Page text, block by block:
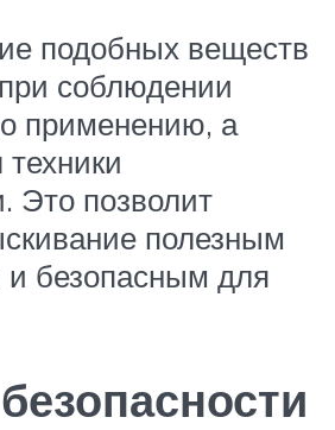
подобных веществ
соблюдении
применению, а
Это позволит
полезным
и безопасным для